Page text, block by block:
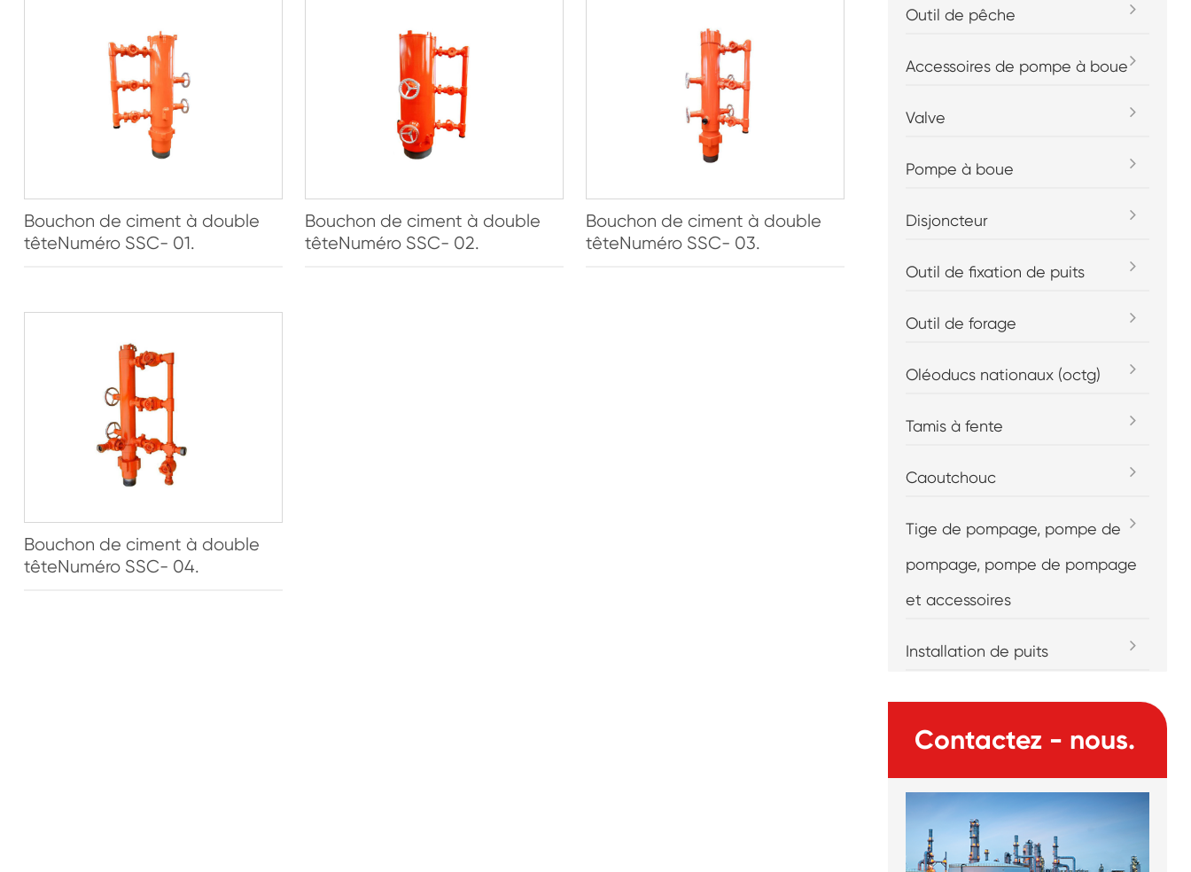
Bouchon de ciment à double
têteNuméro SSC- 01.
Bouchon de ciment à double
têteNuméro SSC- 02.
Bouchon de ciment à double
têteNuméro SSC- 03.
Bouchon de ciment à double
têteNuméro SSC- 04.
Outil de pêche
Accessoires de pompe à boue
Valve
Pompe à boue
Disjoncteur
Outil de fixation de puits
Outil de forage
Oléoducs nationaux (octg)
Tamis à fente
Caoutchouc
Tige de pompage, pompe de
pompage, pompe de pompage
et accessoires
Installation de puits
Contactez - nous.